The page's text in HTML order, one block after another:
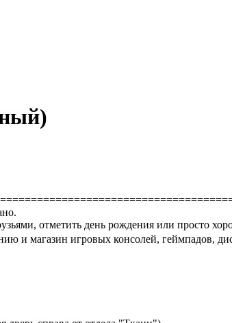
отметить день рождения или просто
магазин игровых консолей, геймпадов,